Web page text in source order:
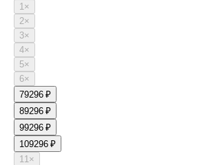
1×
2×
3×
4×
5×
6×
79296 ₽
89296 ₽
99296 ₽
109296 ₽
11×